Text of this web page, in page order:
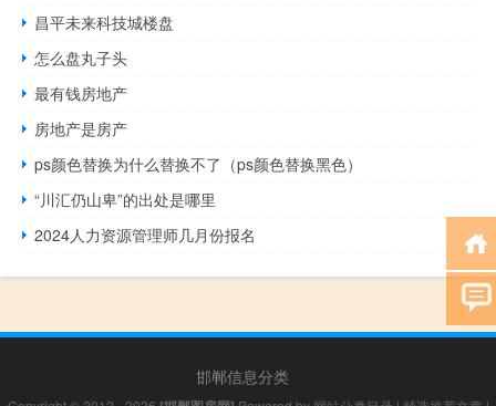
昌平未来科技城楼盘
怎么盘丸子头
最有钱房地产
房地产是房产
ps颜色替换为什么替换不了（ps颜色替换黑色）
“川汇仍山卑”的出处是哪里
2024人力资源管理师几月份报名
邯郸信息分类